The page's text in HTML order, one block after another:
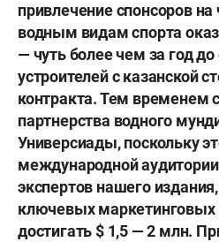
привлечение спонсоров
водным видам спорта
— чуть более чем за год
устроителей с казанской
контракта. Тем временем
партнерства водного
Универсиады, поскольку
международной
экспертов нашего
ключевых
достигать $ 1,5 — 2 млн.